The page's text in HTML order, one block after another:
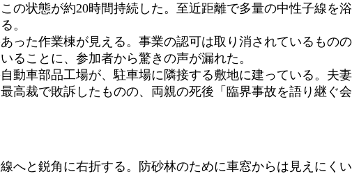
の状態が約20時間持続した。至近距離で多量の中性子線を
。
た作業棟が見える。事業の認可は取り消されているもの
ることに、参加者から驚きの声が漏れた。
車部品工場が、駐車場に隣接する敷地に建っている。夫
高裁で敗訴したものの、両親の死後「臨界事故を語り継ぐ
と鋭角に右折する。防砂林のために車窓からは見えにく